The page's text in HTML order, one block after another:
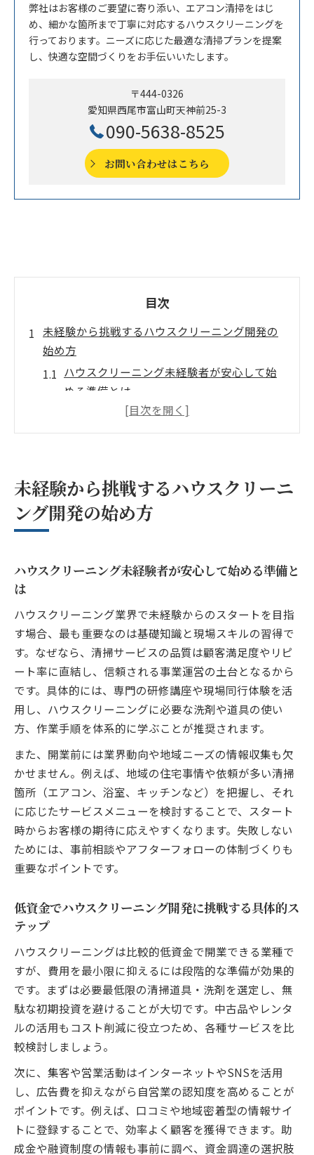
弊社はお客様のご要望に寄り添い、エアコン清掃をはじ
め、細かな箇所まで丁寧に対応するハウスクリーニングを
行っております。ニーズに応じた最適な清掃プランを提案
し、快適な空間づくりをお手伝いいたします。
〒444-0326
愛知県西尾市富山町天神前25-3
090-5638-8525
お問い合わせはこちら
目次
未経験から挑戦するハウスクリーニング開発の
始め方
ハウスクリーニング未経験者が安心して始
める準備とは
低資金でハウスクリーニング開発に挑戦す
る具体的ステップ
ハウスクリーニング開業資金を抑えるため
の工夫と考え方
年収アップに導くハウスクリーニング開発戦略
る営業術
独立後のハウスクリーニング収入モデルと
戦略の考え方
ハウスクリーニング開発で高収益を目指す
差別化戦略
ハウスクリーニング自営業年収を伸ばすポ
イントを解説
リピート獲得で安定収入を目指すハウスク
リーニング術
安定経営を目指す資金計画と具体策
ハウスクリーニング開業資金計画の立て方
と安定の秘訣
資金繰りに強いハウスクリーニング経営の
ハウスクリーニングの運転資金を抑える工
経営を安定させるハウスクリーニング費用
管理術
助成金活用でハウスクリーニング経営を強
化する方法
ハウスクリーニング独立の現実と成功事例に学
ぶ
ハウスクリーニング独立の現実と未経験者
の課題分析
成功事例から学ぶハウスクリーニング開発
の秘訣
独立後の年収アップを実現したハウスクリ
未経験から挑戦するハウスクリーニ
ング開発の始め方
ハウスクリーニング未経験者が安心して始める準備と
は
ハウスクリーニング業界で未経験からのスタートを目指
す場合、最も重要なのは基礎知識と現場スキルの習得で
す。なぜなら、清掃サービスの品質は顧客満足度やリピ
ート率に直結し、信頼される事業運営の土台となるから
です。具体的には、専門の研修講座や現場同行体験を活
用し、ハウスクリーニングに必要な洗剤や道具の使い
方、作業手順を体系的に学ぶことが推奨されます。
また、開業前には業界動向や地域ニーズの情報収集も欠
かせません。例えば、地域の住宅事情や依頼が多い清掃
箇所（エアコン、浴室、キッチンなど）を把握し、それ
に応じたサービスメニューを検討することで、スタート
時からお客様の期待に応えやすくなります。失敗しない
ためには、事前相談やアフターフォローの体制づくりも
重要なポイントです。
低資金でハウスクリーニング開発に挑戦する具体的ス
テップ
ハウスクリーニングは比較的低資金で開業できる業種で
すが、費用を最小限に抑えるには段階的な準備が効果的
です。まずは必要最低限の清掃道具・洗剤を選定し、無
駄な初期投資を避けることが大切です。中古品やレンタ
ルの活用もコスト削減に役立つため、各種サービスを比
較検討しましょう。
次に、集客や営業活動はインターネットやSNSを活用
し、広告費を抑えながら自営業の認知度を高めることが
ポイントです。例えば、口コミや地域密着型の情報サイ
トに登録することで、効率よく顧客を獲得できます。助
成金や融資制度の情報も事前に調べ、資金調達の選択肢